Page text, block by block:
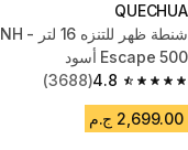
QUECHUA
شنطة ظهر للتنزه 16 لتر - NH
Escape 500 أسود
4.8
4.8 out of 5 stars from 3688 reviews
(3688)
2,699.00 ج.م